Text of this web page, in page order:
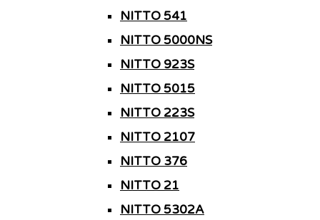
NITTO 541
NITTO 5000NS
NITTO 923S
NITTO 5015
NITTO 223S
NITTO 2107
NITTO 376
NITTO 21
NITTO 5302A